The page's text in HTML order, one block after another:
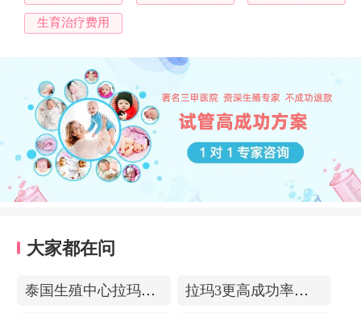
生育治疗费用
大家都在问
泰国生殖中心拉玛3-更高成功率的保障-治愈系的医院环境 拉玛3更高成功率的保障——泰国超强实验室